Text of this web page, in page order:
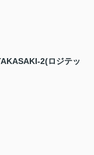
2(ロジテッ